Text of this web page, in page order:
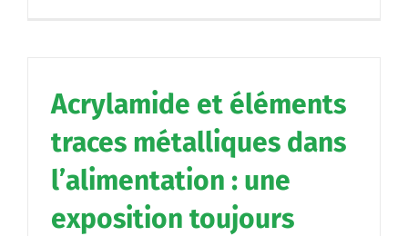
Acrylamide et éléments
traces métalliques dans
l’alimentation : une
exposition toujours